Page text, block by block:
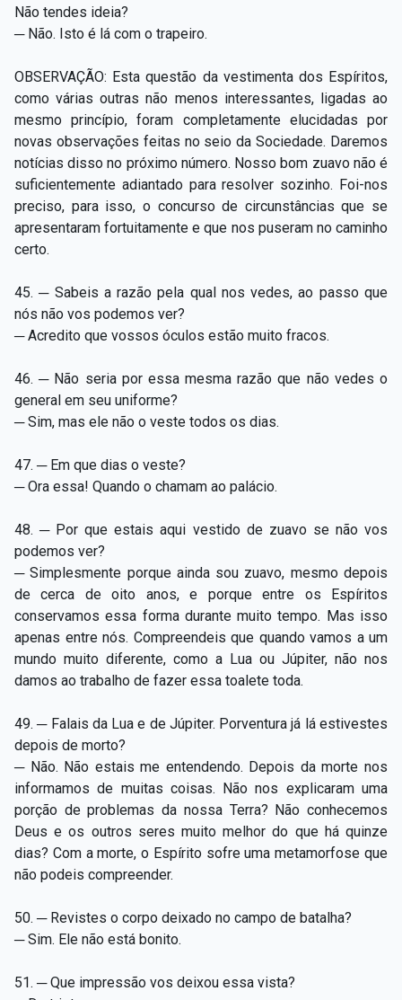
Não tendes ideia?
─ Não. Isto é lá com o trapeiro.
OBSERVAÇÃO: Esta questão da vestimenta dos Espíritos,
como várias outras não menos interessantes, ligadas ao
mesmo princípio, foram completamente elucidadas por
novas observações feitas no seio da Sociedade. Daremos
notícias disso no próximo número. Nosso bom zuavo não é
suficientemente adiantado para resolver sozinho. Foi-nos
preciso, para isso, o concurso de circunstâncias que se
apresentaram fortuitamente e que nos puseram no caminho
certo.
45. ─ Sabeis a razão pela qual nos vedes, ao passo que
nós não vos podemos ver?
─ Acredito que vossos óculos estão muito fracos.
46. ─ Não seria por essa mesma razão que não vedes o
general em seu uniforme?
─ Sim, mas ele não o veste todos os dias.
47. ─ Em que dias o veste?
─ Ora essa! Quando o chamam ao palácio.
48. ─ Por que estais aqui vestido de zuavo se não vos
podemos ver?
─ Simplesmente porque ainda sou zuavo, mesmo depois
de cerca de oito anos, e porque entre os Espíritos
conservamos essa forma durante muito tempo. Mas isso
apenas entre nós. Compreendeis que quando vamos a um
mundo muito diferente, como a Lua ou Júpiter, não nos
damos ao trabalho de fazer essa toalete toda.
49. ─ Falais da Lua e de Júpiter. Porventura já lá estivestes
depois de morto?
─ Não. Não estais me entendendo. Depois da morte nos
informamos de muitas coisas. Não nos explicaram uma
porção de problemas da nossa Terra? Não conhecemos
Deus e os outros seres muito melhor do que há quinze
dias? Com a morte, o Espírito sofre uma metamorfose que
não podeis compreender.
50. ─ Revistes o corpo deixado no campo de batalha?
─ Sim. Ele não está bonito.
51. ─ Que impressão vos deixou essa vista?